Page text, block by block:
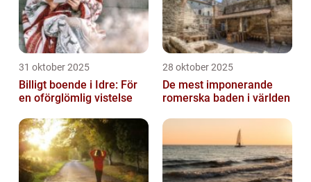
31 oktober 2025
Billigt boende i Idre: För
en oförglömlig vistelse
28 oktober 2025
De mest imponerande
romerska baden i världen